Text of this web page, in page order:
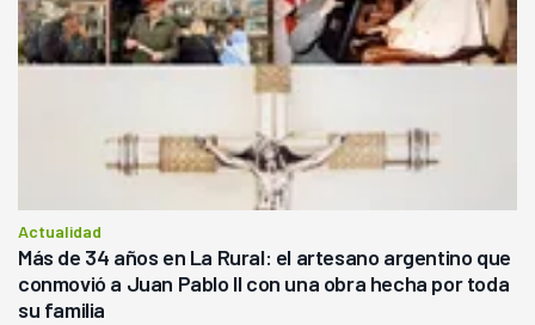
Actualidad
Más de 34 años en La Rural: el artesano argentino que
conmovió a Juan Pablo II con una obra hecha por toda
su familia